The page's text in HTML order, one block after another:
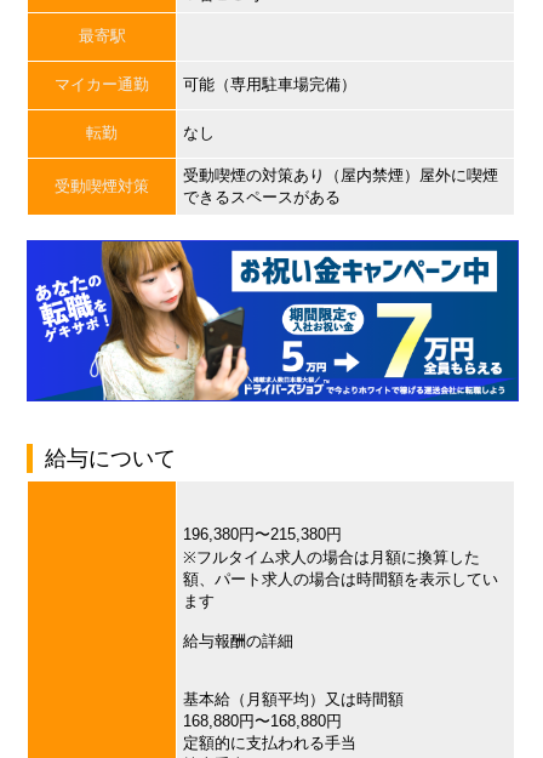
最寄駅
マイカー通勤 可能（専用駐車場完備）
転勤 なし
受動喫煙対策
受動喫煙の対策あり（屋内禁煙）屋外に喫煙
できるスペースがある
給与について
196,380円〜215,380円
※フルタイム求人の場合は月額に換算した
額、パート求人の場合は時間額を表示してい
ます
給与報酬の詳細
基本給（月額平均）又は時間額
168,880円〜168,880円
定額的に支払われる手当